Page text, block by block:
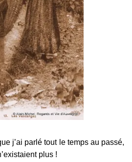
j’ai parlé tout le temps au passé,
plus !